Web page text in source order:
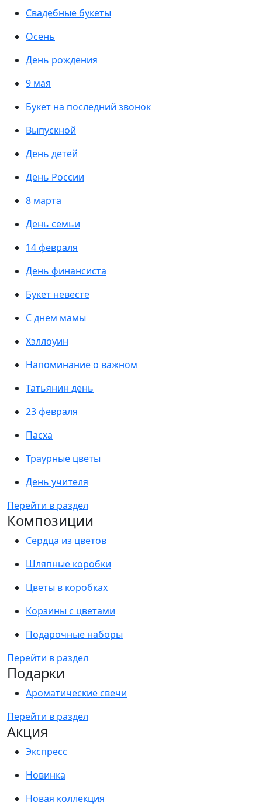
Свадебные букеты
Осень
День рождения
9 мая
Букет на последний звонок
Выпускной
День детей
День России
8 марта
День семьи
14 февраля
День финансиста
Букет невесте
С днем мамы
Хэллоуин
Напоминание о важном
Татьянин день
23 февраля
Пасха
Траурные цветы
День учителя
Перейти в раздел
Композиции
Сердца из цветов
Шляпные коробки
Цветы в коробках
Корзины с цветами
Подарочные наборы
Перейти в раздел
Подарки
Ароматические свечи
Перейти в раздел
Акция
Экспресс
Новинка
Новая коллекция